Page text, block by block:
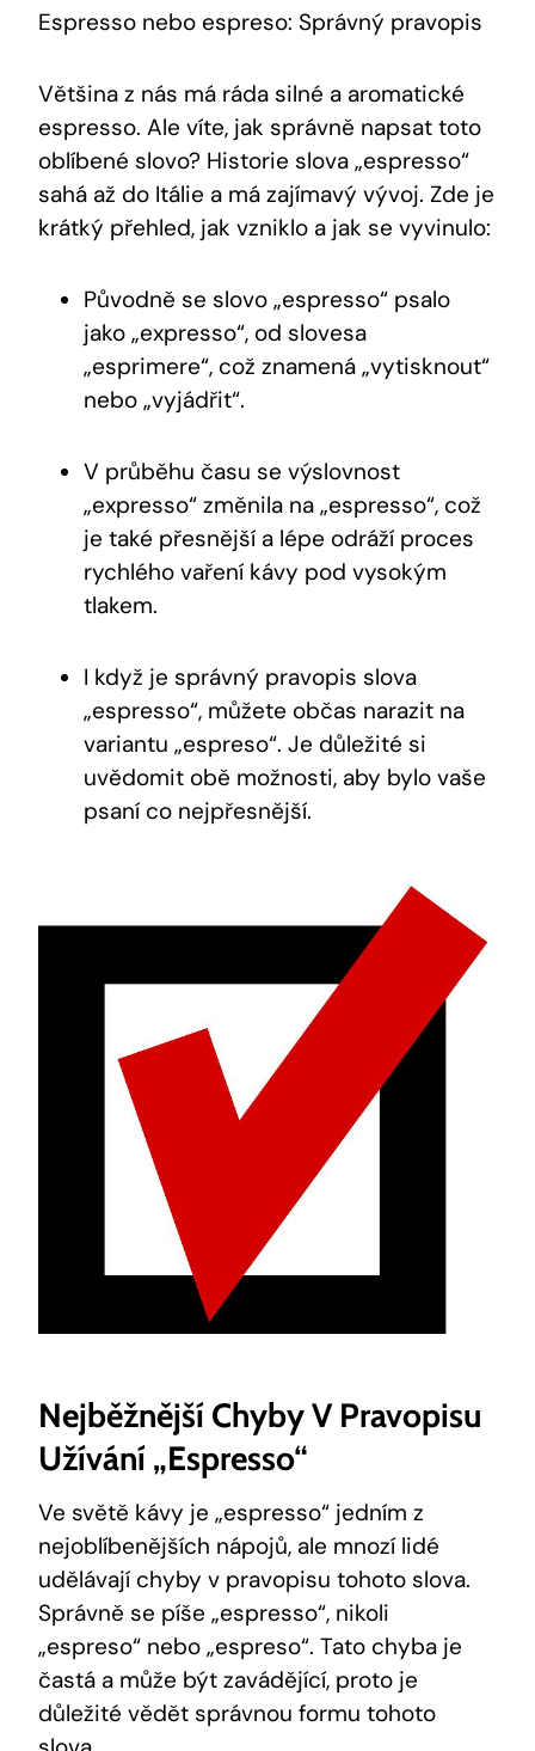
Espresso nebo espreso: Správný pravopis
Většina z nás má ráda silné a aromatické
espresso. Ale víte, jak správně napsat toto
oblíbené slovo? Historie slova „espresso“
sahá až do Itálie a má zajímavý vývoj. Zde je
krátký přehled, jak vzniklo a jak se vyvinulo:
Původně se slovo „espresso“ psalo
jako „expresso“, od slovesa
„esprimere“, což znamená „vytisknout“
nebo „vyjádřit“.
V průběhu času se výslovnost
„expresso“ změnila na „espresso“, což
je také přesnější a lépe odráží proces
rychlého vaření kávy pod vysokým
tlakem.
I když je správný pravopis slova
„espresso“, můžete občas narazit na
variantu „espreso“. Je důležité si
uvědomit obě možnosti, aby bylo vaše
psaní co nejpřesnější.
Nejběžnější Chyby V Pravopisu
Užívání „espresso“
Ve světě kávy je „espresso“ jedním z
nejoblíbenějších nápojů, ale mnozí lidé
udělávají chyby v pravopisu tohoto slova.
Správně se píše „espresso“, nikoli
„espreso“ nebo „espreso“. Tato chyba je
častá a může být zavádějící, proto je
důležité vědět správnou formu tohoto